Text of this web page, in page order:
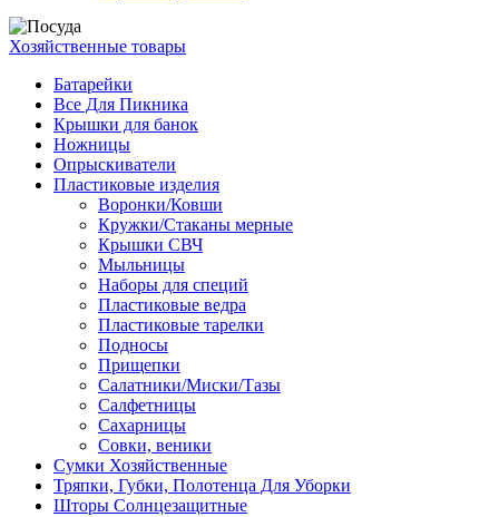
Хозяйственные товары
Батарейки
Все Для Пикника
Крышки для банок
Ножницы
Опрыскиватели
Пластиковые изделия
Воронки/Ковши
Кружки/Стаканы мерные
Крышки СВЧ
Мыльницы
Наборы для специй
Пластиковые ведра
Пластиковые тарелки
Подносы
Прищепки
Салатники/Миски/Тазы
Салфетницы
Сахарницы
Совки, веники
Сумки Хозяйственные
Тряпки, Губки, Полотенца Для Уборки
Шторы Солнцезащитные